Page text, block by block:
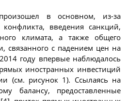
в основном, из-за
конфликта, введения санкций,
климата, а также общего
связанного с падением цен на
году впервые наблюдалось
иностранных инвестиций
(см. рисунок 1). Ссылаясь на
балансу, предоставленные